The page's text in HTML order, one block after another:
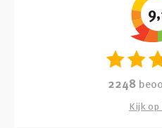
2248
Kijk op